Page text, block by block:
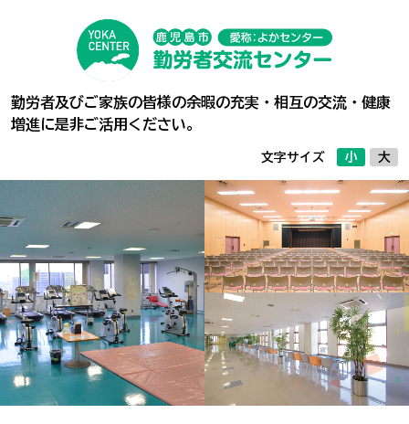
勤労者及びご家族の皆様の余暇の充実・相互の交流・健康
増進に是非ご活用ください。
文字サイズ 小 大
料金案内
フロアガイド
（空き状況の確認）
アクセス
お問い合わせ
利用者登録